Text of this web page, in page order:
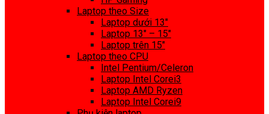
Laptop theo Size
Laptop dưới 13″
Laptop 13″ – 15″
Laptop trên 15″
Laptop theo CPU
Intel Pentium/Celeron
Laptop Intel Corei3
Laptop AMD Ryzen
Laptop Intel Corei9